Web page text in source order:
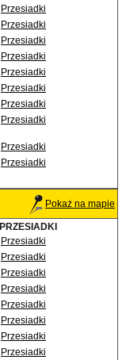
Przesiadki
Przesiadki
Przesiadki
Przesiadki
Przesiadki
Przesiadki
Przesiadki
Przesiadki
Przesiadki
Przesiadki
Pokaż na mapie
PRZESIADKI
Przesiadki
Przesiadki
Przesiadki
Przesiadki
Przesiadki
Przesiadki
Przesiadki
Przesiadki